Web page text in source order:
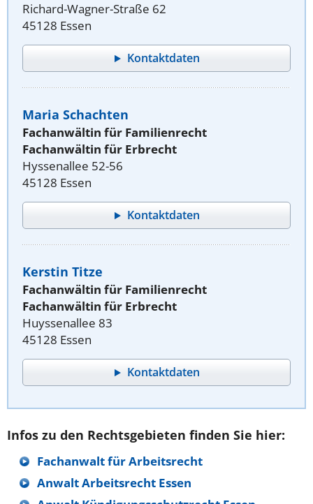
Richard-Wagner-Straße 62
45128 Essen
Kontaktdaten
Maria Schachten
Fachanwältin für Familienrecht
Fachanwältin für Erbrecht
Hyssenallee 52-56
45128 Essen
Kontaktdaten
Kerstin Titze
Fachanwältin für Familienrecht
Fachanwältin für Erbrecht
Huyssenallee 83
45128 Essen
Kontaktdaten
Infos zu den Rechtsgebieten finden Sie hier:
Fachanwalt für Arbeitsrecht
Anwalt Arbeitsrecht Essen